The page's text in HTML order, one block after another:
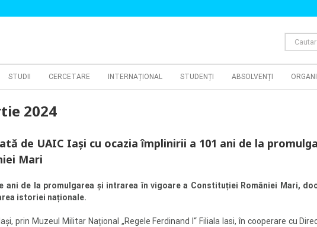
STUDII CERCETARE INTERNAȚIONAL STUDENȚI ABSOLVENȚI
2024
de UAIC Iași cu ocazia împlinirii a 101 ani de la
Mari
ani de la promulgarea și intrarea în vigoare a Constituției României Mari,
istoriei naționale.
prin Muzeul Militar Național „Regele Ferdinand I“ Filiala Iasi, în cooperare cu